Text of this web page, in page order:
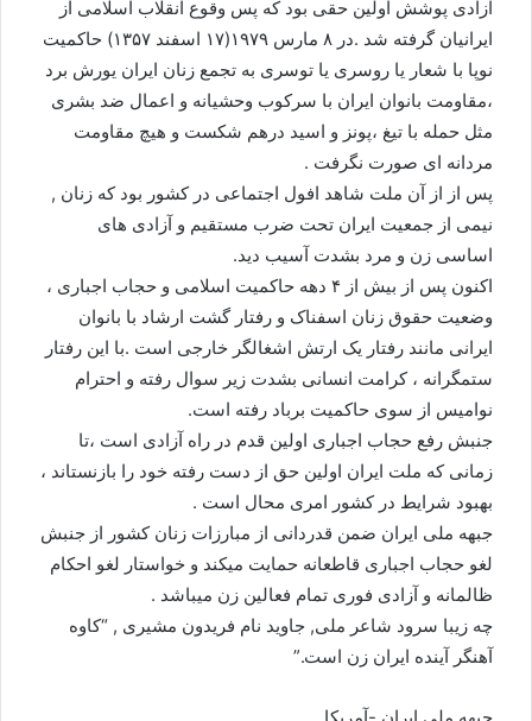
آزادی پوشش اولین حقی بود که پس وقوع انقلاب اسلامی از
ایرانیان گرفته شد .در ۸ مارس ۱۹۷۹(۱۷ اسفند ۱۳۵۷) حاکمیت
نوپا با شعار یا روسری یا توسری به تجمع زنان ایران یورش برد
،مقاومت بانوان ایران با سرکوب وحشیانه و اعمال ضد بشری
مثل حمله با تیغ ،پونز و اسید درهم شکست و هیچ مقاومت
مردانه ای صورت نگرفت .
پس از از آن ملت شاهد افول اجتماعی در کشور بود که زنان ,
نیمی از جمعیت ایران تحت ضرب مستقیم و آزادی های
اساسی زن و مرد بشدت آسیب دید.
اکنون پس از بیش از ۴ دهه حاکمیت اسلامی و حجاب اجباری ،
وضعیت حقوق زنان اسفناک و رفتار گشت ارشاد با بانوان
ایرانی مانند رفتار یک ارتش اشغالگر خارجی است .با این رفتار
ستمگرانه ، کرامت انسانی بشدت زیر سوال رفته و احترام
نوامیس از سوی حاکمیت برباد رفته است.
جنبش رفع حجاب اجباری اولین قدم در راه آزادی است ،تا
زمانی که ملت ایران اولین حق از دست رفته خود را بازنستاند ،
بهبود شرایط در کشور امری محال است .
جبهه ملی ایران ضمن قدردانی از مبارزات زنان کشور از جنبش
لغو حجاب اجباری قاطعانه حمایت میکند و خواستار لغو احکام
ظالمانه و آزادی فوری تمام فعالین زن میباشد .
چه زیبا سرود شاعر ملی, جاوید نام فریدون مشیری , “کاوه
آهنگر آینده ایران زن است.”
جبهه ملی ایران -آمریکا